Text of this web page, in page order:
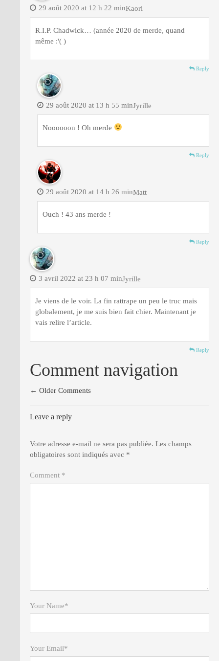
Kaori
29 août 2020 at 12 h 22 min
R.I.P. Chadwick… (année 2020 de merde, quand
même :'( )
Reply
Jyrille
29 août 2020 at 13 h 55 min
Noooooon ! Oh merde
Reply
Matt
29 août 2020 at 14 h 26 min
Ouch ! 43 ans merde !
Reply
Jyrille
3 avril 2022 at 23 h 07 min
Je viens de le voir. La fin rattrape un peu le truc mais
globalement, je me suis bien fait chier. Maintenant je
vais relire l’article.
Reply
Comment navigation
← Older Comments
Leave a reply
Votre adresse e-mail ne sera pas publiée. Les champs
obligatoires sont indiqués avec *
Comment *
Your Name*
Your Email*